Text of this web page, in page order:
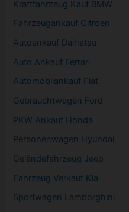
Kraftfahrzeug Kauf BMW
Fahrzeugankauf Citroen
Autoankauf Daihatsu
Auto Ankauf Ferrari
Automobilankauf Fiat
Gebrauchtwagen Ford
PKW Ankauf Honda
Personenwagen Hyundai
Geländefahrzeug Jeep
Fahrzeug Verkauf Kia
Sportwagen Lamborghini